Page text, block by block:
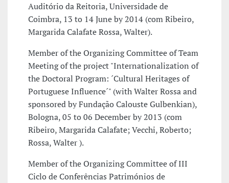
Auditório da Reitoria, Universidade de
Coimbra, 13 to 14 June by 2014 (com Ribeiro,
Margarida Calafate Rossa, Walter).
Member of the Organizing Committee of Team
Meeting of the project "Internationalization of
the Doctoral Program: ´Cultural Heritages of
Portuguese Influence´" (with Walter Rossa and
sponsored by Fundação Calouste Gulbenkian),
Bologna, 05 to 06 December by 2013 (com
Ribeiro, Margarida Calafate; Vecchi, Roberto;
Rossa, Walter ).
Member of the Organizing Committee of III
Ciclo de Conferências Patrimónios de